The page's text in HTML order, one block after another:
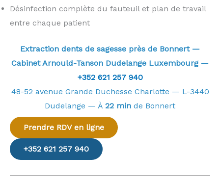
Désinfection complète du fauteuil et plan de travail
entre chaque patient
Extraction dents de sagesse près de Bonnert —
Cabinet Arnould-Tanson Dudelange Luxembourg —
+352 621 257 940
48-52 avenue Grande Duchesse Charlotte — L-3440
Dudelange — À 22 min de Bonnert
Prendre RDV en ligne
+352 621 257 940